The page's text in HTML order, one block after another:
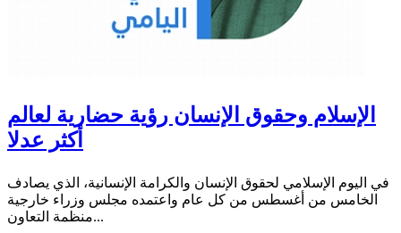
الإسلام وحقوق الإنسان رؤية حضارية لعالم
أكثر عدلا
في اليوم الإسلامي لحقوق الإنسان والكرامة الإنسانية، الذي يصادف
الخامس من أغسطس من كل عام واعتمده مجلس وزراء خارجية
منظمة التعاون...